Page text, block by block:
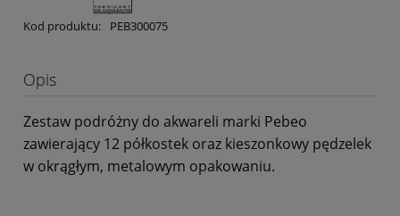
Kod produktu: PEB300075
Opis
Zestaw podróżny do akwareli marki Pebeo
zawierający 12 półkostek oraz kieszonkowy pędzelek
w okrągłym, metalowym opakowaniu.